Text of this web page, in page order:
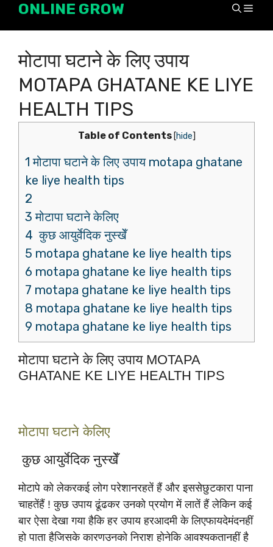
SkipONLINE GROW
मोटापा घटाने के लिए उपाय
MOTAPA GHATANE KE LIYE
HEALTH TIPS
Table of Contents [hide]
1 मोटापा घटाने के लिए उपाय motapa ghatane
ke liye health tips
2
3 मोटापा घटाने केलिए
4 कुछ आयुर्वेदिक नुस्खेँ
5 motapa ghatane ke liye health tips
6 motapa ghatane ke liye health tips
7 motapa ghatane ke liye health tips
8 motapa ghatane ke liye health tips
9 motapa ghatane ke liye health tips
मोटापा घटाने के लिए उपाय MOTAPA
GHATANE KE LIYE HEALTH TIPS
मोटापा घटाने केलिए
कुछ आयुर्वेदिक नुस्खेँ
मोटापे को लेकरकई लोग परेशानरहतें हैं और इससेछुटकारा पाना
चाहतेंहैं ! कुछ उपाय ढूंढकर उनको प्रयोग में लातें हैं लेकिन कई
बार ऐसा देखा गया हैकि हर उपाय हरआदमी के लिएफायदेमंदनहीं
हो पाता हैजिसके कारणउनको निराश होनेकि आवश्यकतानहीं है